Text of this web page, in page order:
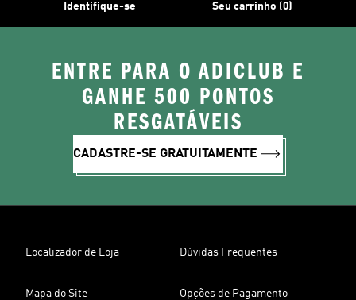
Identifique-se Seu carrinho (0)
ENTRE PARA O ADICLUB E
GANHE 500 PONTOS
RESGATÁVEIS
CADASTRE-SE GRATUITAMENTE
Localizador de Loja Dúvidas Frequentes
Mapa do Site Opções de Pagamento